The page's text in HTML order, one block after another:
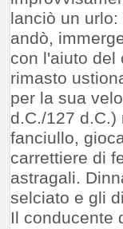
lanciò un
andò,
con l'aiuto del
rimasto
per la sua
d.C./127
fanciullo,
carrettiere di
astragali.
selciato e gli
Il conducente